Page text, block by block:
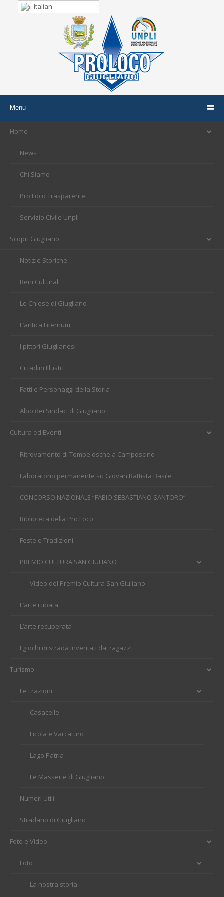
Menu
Home
News
Chi Siamo
Pro Loco Trasparente
Servizio Civile Unpli
Scopri Giugliano
Notizie Storiche
Beni Culturali
Le Chiese di Giugliano
L’antica Liternum
I pittori Giuglianesi
Cittadini Illustri
Fatti e Personaggi della Storia
Albo dei Sindaci di Giugliano
Cultura ed Eventi
Ritrovamento di Tombe osche a Camposcino
Laboratorio permanente su Giovan Battista Basile
CONCORSO NAZIONALE “FABIO SEBASTIANO SANTORO”
Biblioteca della Pro Loco
Feste e Tradizioni
PREMIO CULTURA SAN GIULIANO
Video del Premio Cultura San Giuliano
L’arte rubata
L’arte recuperata
I giochi di strada inventati dai ragazzi
Turismo
Le Frazioni
Casacelle
Licola e Varcaturo
Lago Patria
Le Masserie di Giugliano
Numeri Utili
Stradario di Giugliano
Foto e Video
Foto
La nostra storia
Italian